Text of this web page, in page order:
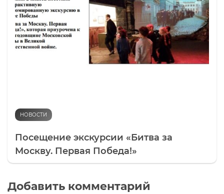
НОВОСТИ
Посещение экскурсии «Битва за
Москву. Первая Победа!»
Добавить комментарий